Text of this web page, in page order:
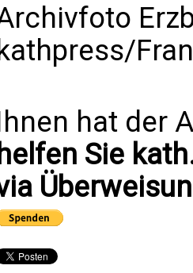
kathpress/
hat der
helfen Sie